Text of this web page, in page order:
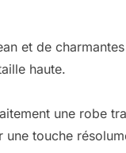
et de
haute.
une robe
touche